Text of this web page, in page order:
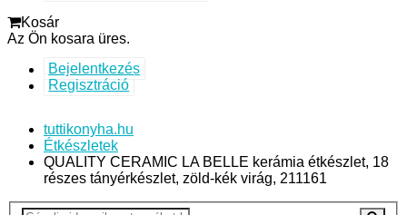
Kosár
Az Ön kosara üres.
Bejelentkezés
Regisztráció
tuttikonyha.hu
Étkészletek
QUALITY CERAMIC LA BELLE kerámia étkészlet, 18
részes tányérkészlet, zöld-kék virág, 211161